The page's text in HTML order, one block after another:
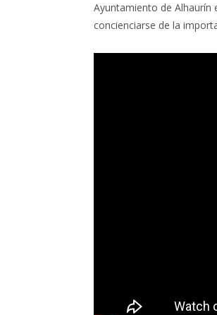
Ayuntamiento de Alhaurín
concienciarse de la